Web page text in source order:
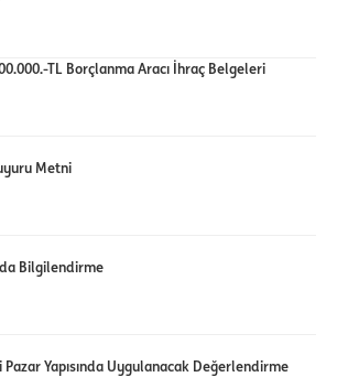
TL Borçlanma Aracı İhraç Belgeleri
Metni
Bilgilendirme
Pazar Yapısında Uygulanacak Değerlendirme